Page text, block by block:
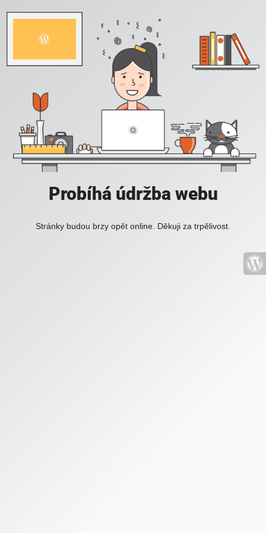
Probíhá údržba webu
Stránky budou brzy opět online. Děkuji za trpělivost.